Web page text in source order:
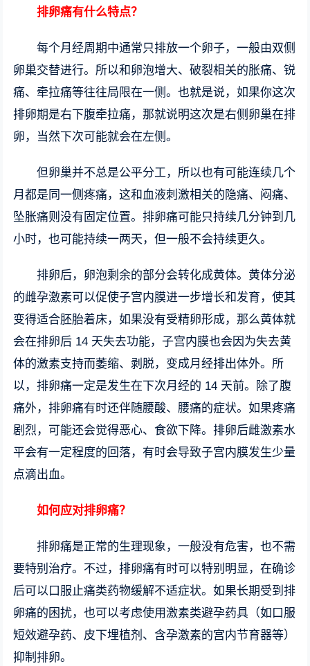
排卵痛有什么特点？
每个月经周期中通常只排放一个卵子，一般由双侧
卵巢交替进行。所以和卵泡增大、破裂相关的胀痛、锐
痛、牵拉痛等往往局限在一侧。也就是说，如果你这次
排卵期是右下腹牵拉痛，那就说明这次是右侧卵巢在排
卵，当然下次可能就会在左侧。
但卵巢并不总是公平分工，所以也有可能连续几个
月都是同一侧疼痛，这和血液刺激相关的隐痛、闷痛、
坠胀痛则没有固定位置。排卵痛可能只持续几分钟到几
小时，也可能持续一两天，但一般不会持续更久。
排卵后，卵泡剩余的部分会转化成黄体。黄体分泌
的雌孕激素可以促使子宫内膜进一步增长和发育，使其
变得适合胚胎着床，如果没有受精卵形成，那么黄体就
会在排卵后 14 天失去功能，子宫内膜也会因为失去黄
体的激素支持而萎缩、剥脱，变成月经排出体外。所
以，排卵痛一定是发生在下次月经的 14 天前。除了腹
痛外，排卵痛有时还伴随腰酸、腰痛的症状。如果疼痛
剧烈，可能还会觉得恶心、食欲下降。排卵后雌激素水
平会有一定程度的回落，有时会导致子宫内膜发生少量
点滴出血。
如何应对排卵痛？
排卵痛是正常的生理现象，一般没有危害，也不需
要特别治疗。不过，排卵痛有时可以特别明显，在确诊
后可以口服止痛类药物缓解不适症状。如果长期受到排
卵痛的困扰，也可以考虑使用激素类避孕药具（如口服
短效避孕药、皮下埋植剂、含孕激素的宫内节育器等）
抑制排卵。